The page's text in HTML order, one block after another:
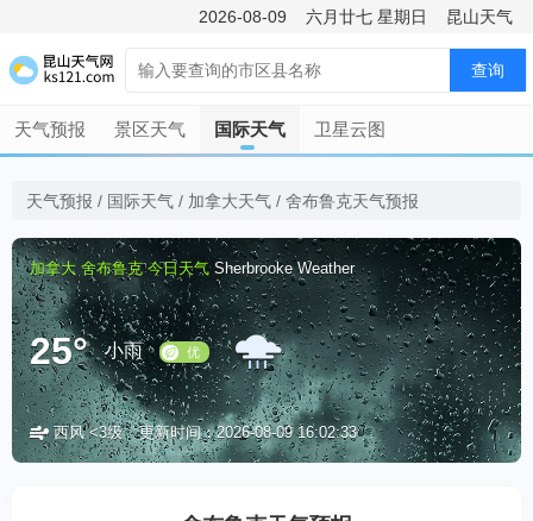
2026-08-09 六月廿七 星期日 昆山天气
查询
天气预报 景区天气 国际天气 卫星云图
天气预报 / 国际天气 / 加拿大天气 / 舍布鲁克天气预报
加拿大 舍布鲁克 今日天气 Sherbrooke Weather
25° 小雨
优
西风 <3级 更新时间：2026-08-09 16:02:33